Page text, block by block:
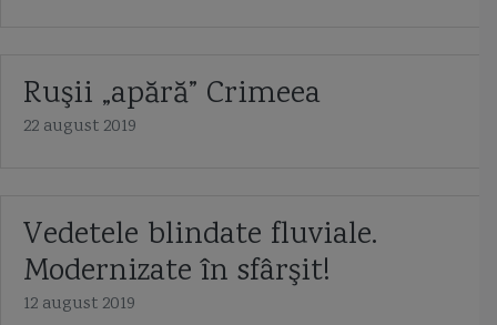
Ruşii „apără” Crimeea
22 august 2019
Vedetele blindate fluviale.
Modernizate în sfârşit!
12 august 2019